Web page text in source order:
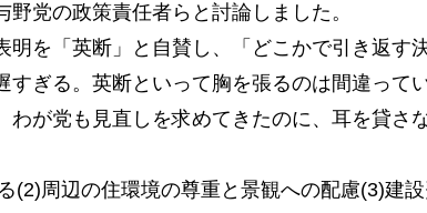
党の政策責任者らと討論しました。
を「英断」と自賛し、「どこかで引き返す
ぎる。英断といって胸を張るのは間違って
が党も見直しを求めてきたのに、耳を貸さ
周辺の住環境の尊重と景観への配慮(3)建